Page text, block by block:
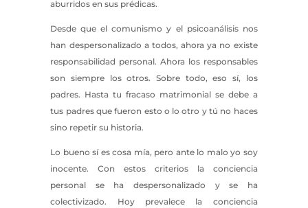
aburridos en sus prédicas.
Desde que el comunismo y el psicoanálisis nos
han despersonalizado a todos, ahora ya no existe
responsabilidad personal. Ahora los responsables
son siempre los otros. Sobre todo, eso sí, los
padres. Hasta tu fracaso matrimonial se debe a
tus padres que fueron esto o lo otro y tú no haces
sino repetir su historia.
Lo bueno sí es cosa mía, pero ante lo malo yo soy
inocente. Con estos criterios la conciencia
personal se ha despersonalizado y se ha
colectivizado. Hoy prevalece la conciencia